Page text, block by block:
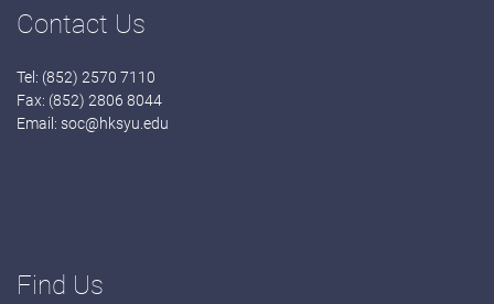
Contact Us
Tel: (852) 2570 7110
Fax: (852) 2806 8044
Email: soc@hksyu.edu
Find Us